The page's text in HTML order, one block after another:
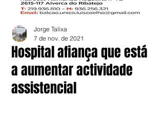
Hospital afiança que está
a aumentar actividade
assistencial
Jorge Talixa
7 de nov. de 2021